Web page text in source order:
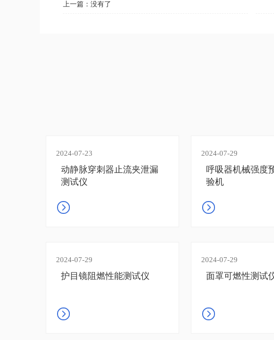
上一篇：没有了
2024-07-23
动静脉穿刺器止流夹泄漏
测试仪
2024-07-29
呼吸器机械强度
验机
2024-07-29
护目镜阻燃性能测试仪
2024-07-29
面罩可燃性测试